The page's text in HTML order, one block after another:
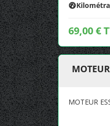
69,00 €
MOTEUR